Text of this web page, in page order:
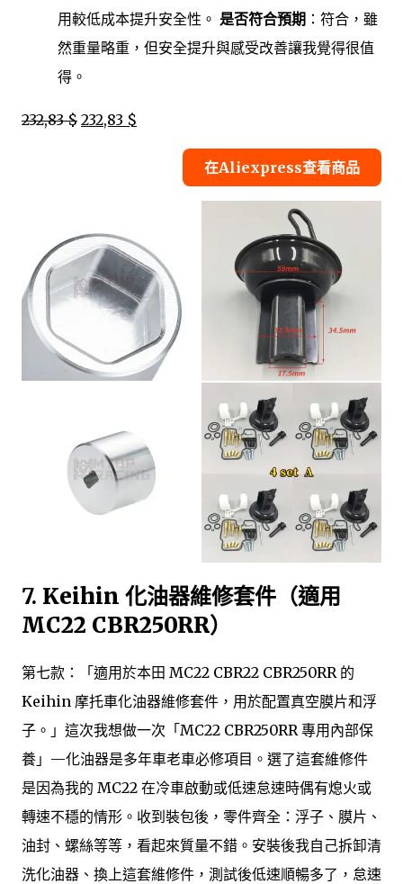
用較低成本提升安全性。 是否符合預期 ：符合，雖
然重量略重，但安全提升與感受改善讓我覺得很值
得。
232,83 $ 232,83 $
在Aliexpress查看商品
7. Keihin 化油器維修套件（適用
MC22 CBR250RR）
第七款：「適用於本田 MC22 CBR22 CBR250RR 的
Keihin 摩托車化油器維修套件，用於配置真空膜片和浮
子。」這次我想做一次「MC22 CBR250RR 專用內部保
養」—化油器是多年車老車必修項目。選了這套維修件
是因為我的 MC22 在冷車啟動或低速怠速時偶有熄火或
轉速不穩的情形。收到裝包後，零件齊全：浮子、膜片、
油封、螺絲等等，看起來質量不錯。安裝後我自己拆卸清
洗化油器、換上這套維修件，測試後低速順暢多了，怠速